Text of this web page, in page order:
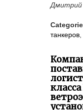
Дмитрий
танкеров